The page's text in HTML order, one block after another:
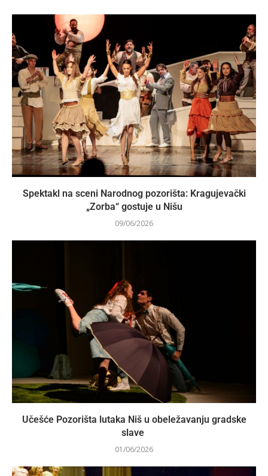
Spektakl na sceni Narodnog pozorišta: Kragujevački
„Zorba“ gostuje u Nišu
09/06/2026
Učešće Pozorišta lutaka Niš u obeležavanju gradske
slave
01/06/2026